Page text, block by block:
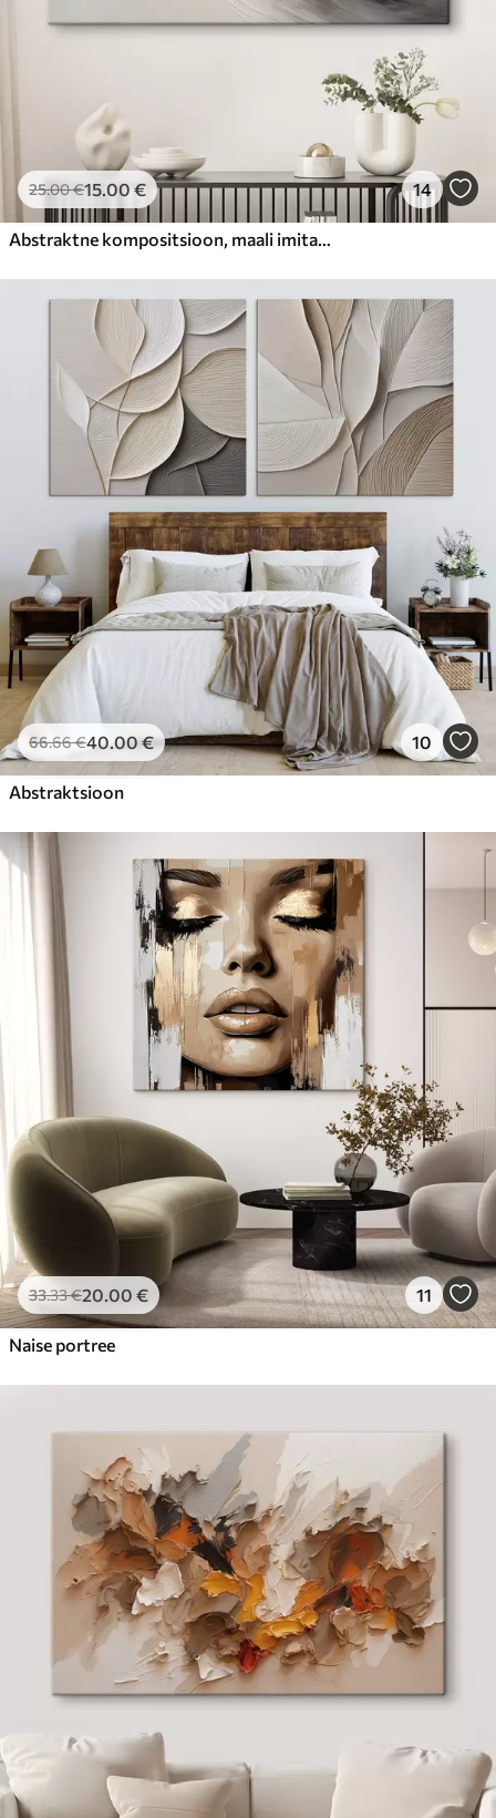
25.00€15.00 € 14
Abstraktne kompositsioon, maali imitatsioon
66.66€40.00€ 10
Abstraktsioon
33.33€20.00 € 11
Naise portree